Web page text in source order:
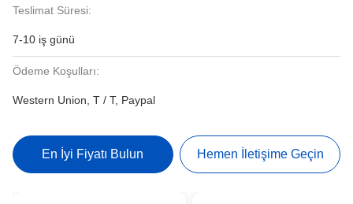
Teslimat Süresi:
7-10 iş günü
Ödeme Koşulları:
Western Union, T / T, Paypal
En İyi Fiyatı Bulun Hemen İletişime Geçin